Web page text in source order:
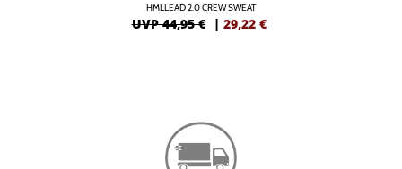
HMLLEAD 2.0 CREW SWEAT
UVP 44,95 € | 29,22 €